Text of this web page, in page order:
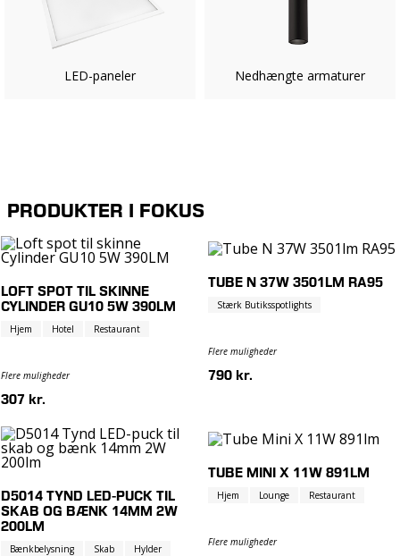
LED-paneler Nedhængte armaturer
PRODUKTER I FOKUS
LOFT SPOT TIL SKINNE
CYLINDER GU10 5W 390LM
Hjem Hotel Restaurant
Flere muligheder
307 kr.
TUBE N 37W 3501LM RA95
Stærk Butiksspotlights
Flere muligheder
790 kr.
D5014 TYND LED-PUCK TIL
SKAB OG BÆNK 14MM 2W
200LM
Bænkbelysning Skab Hylder
TUBE MINI X 11W 891LM
Hjem Lounge Restaurant
Flere muligheder